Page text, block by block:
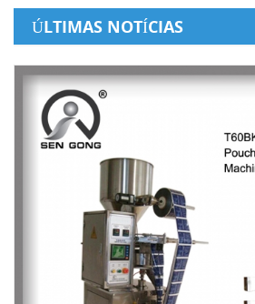
ÚLTIMAS NOTÍCIAS